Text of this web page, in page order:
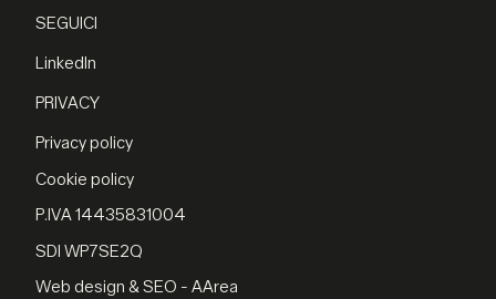
SEGUICI
LinkedIn
PRIVACY
Privacy policy
Cookie policy
P.IVA 14435831004
SDI WP7SE2Q
Web design & SEO - AArea